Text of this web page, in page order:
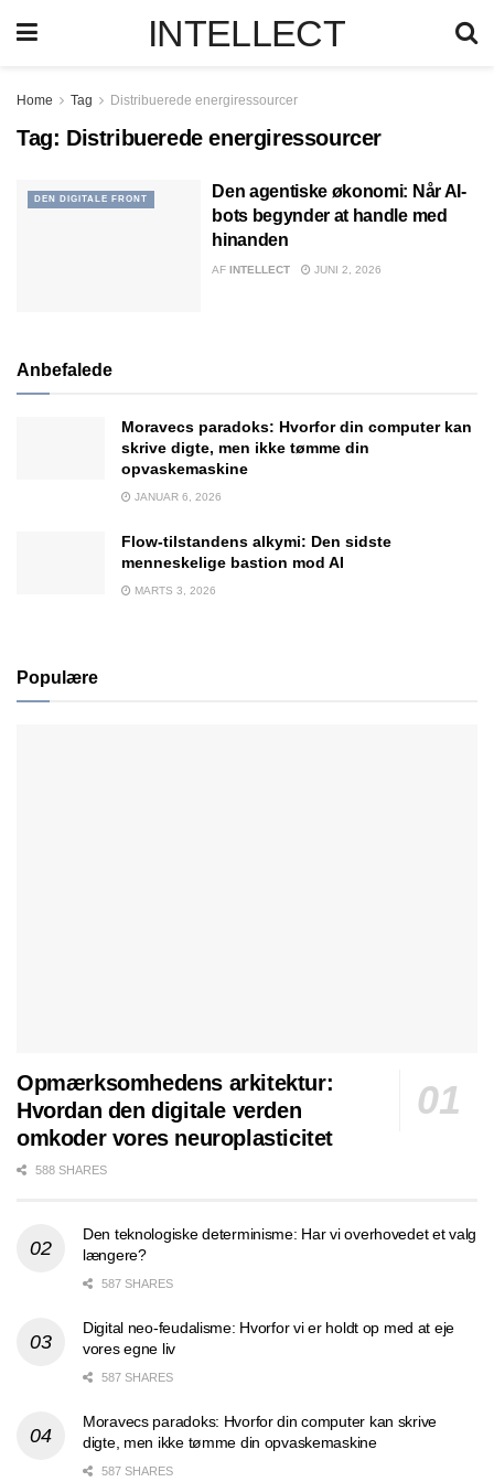
INTELLECT
Home Tag Distribuerede energiressourcer
Tag: Distribuerede energiressourcer
DEN DIGITALE FRONT
Den agentiske økonomi: Når AI-
bots begynder at handle med
hinanden
AF INTELLECT JUNI 2, 2026
Anbefalede
Moravecs paradoks: Hvorfor din computer kan
skrive digte, men ikke tømme din
opvaskemaskine
JANUAR 6, 2026
Flow-tilstandens alkymi: Den sidste
menneskelige bastion mod AI
MARTS 3, 2026
Populære
Opmærksomhedens arkitektur:
Hvordan den digitale verden
omkoder vores neuroplasticitet
588 SHARES
Den teknologiske determinisme: Har vi overhovedet et valg
længere?
587 SHARES
Digital neo-feudalisme: Hvorfor vi er holdt op med at eje
vores egne liv
587 SHARES
Moravecs paradoks: Hvorfor din computer kan skrive
digte, men ikke tømme din opvaskemaskine
587 SHARES